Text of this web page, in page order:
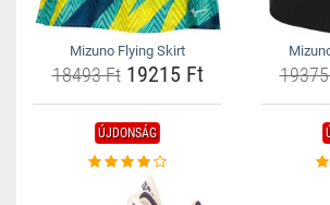
Mizuno Flying Skirt
18493 Ft19215 Ft
ÚJDONSÁG